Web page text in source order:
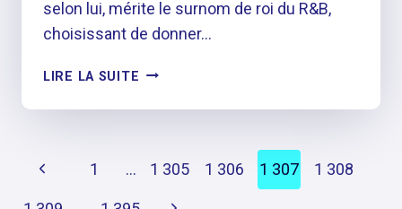
selon lui, mérite le surnom de roi du R&B,
choisissant de donner…
LIRE LA SUITE YK
COURONNE
OF
PAGE
NAVIGATION
Previous
Page
1 … 1 305 1 306 1 307 1 308